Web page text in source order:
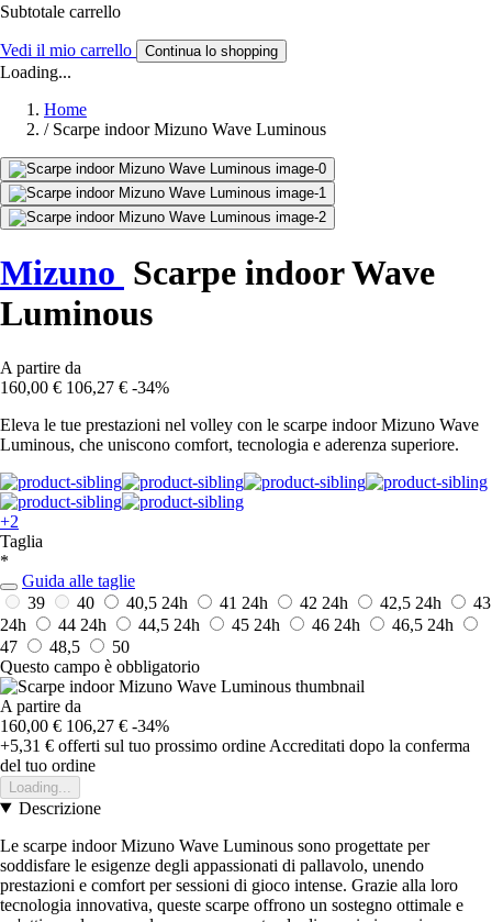
Subtotale carrello
Vedi il mio carrello Continua lo shopping
Loading...
Home
/ Scarpe indoor Mizuno Wave Luminous
Mizuno Scarpe indoor Wave
Luminous
A partire da
160,00 € 106,27 € -34%
Eleva le tue prestazioni nel volley con le scarpe indoor Mizuno Wave
Luminous, che uniscono comfort, tecnologia e aderenza superiore.
+2
Taglia
*
Guida alle taglie
39
40 40,5 24h 41 24h 42 24h 42,5 24h
43
24h
44 24h 44,5 24h 45 24h 46 24h 46,5 24h
47
48,5
50
Questo campo è obbligatorio
A partire da
160,00 € 106,27 € -34%
+5,31 € offerti sul tuo prossimo ordine Accreditati dopo la conferma
del tuo ordine
Loading...
Descrizione
Le scarpe indoor Mizuno Wave Luminous sono progettate per
soddisfare le esigenze degli appassionati di pallavolo, unendo
prestazioni e comfort per sessioni di gioco intense. Grazie alla loro
tecnologia innovativa, queste scarpe offrono un sostegno ottimale e